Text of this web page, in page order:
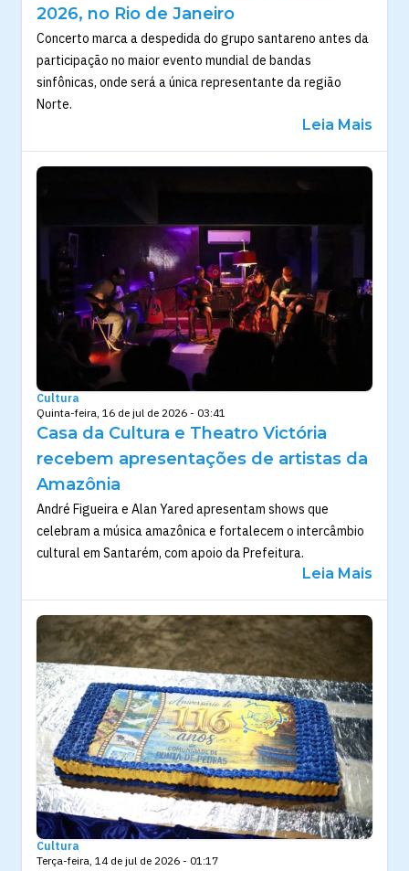
2026, no Rio de Janeiro
Concerto marca a despedida do grupo santareno antes da
participação no maior evento mundial de bandas
sinfônicas, onde será a única representante da região
Norte.
Leia Mais
Cultura
Quinta-feira, 16 de jul de 2026 - 03:41
Casa da Cultura e Theatro Victória
recebem apresentações de artistas da
Amazônia
André Figueira e Alan Yared apresentam shows que
celebram a música amazônica e fortalecem o intercâmbio
cultural em Santarém, com apoio da Prefeitura.
Leia Mais
Cultura
Terça-feira, 14 de jul de 2026 - 01:17